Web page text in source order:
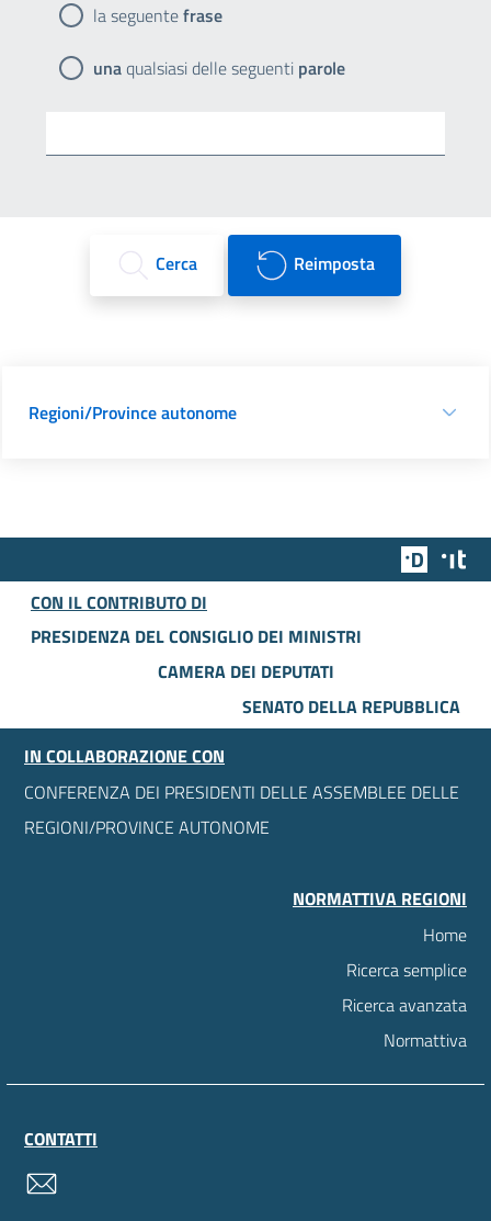
la seguentefrase
unaqualsiasi delle seguenti parole
Cerca Reimposta
Regioni/Province autonome
Team
CON IL CONTRIBUTO DI
PRESIDENZA DEL CONSIGLIO DEI MINISTRI
CAMERA DEI DEPUTATI
SENATO DELLA REPUBBLICA
IN COLLABORAZIONE CON
CONFERENZA DEI PRESIDENTI DELLE ASSEMBLEE DELLE
REGIONI/PROVINCE AUTONOME
NORMATTIVA REGIONI
Home
Ricerca semplice
Ricerca avanzata
Normattiva
CONTATTI